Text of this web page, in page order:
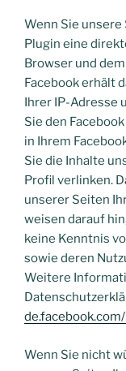
Wenn Sie unsere
Plugin eine
Browser und
Facebook erhält
Ihrer IP-Adresse
Sie den
in Ihrem
Sie die Inhalte
Profil verlinken.
unserer Seiten
weisen darauf
keine Kenntnis
sowie deren
Weitere
Wenn Sie nicht